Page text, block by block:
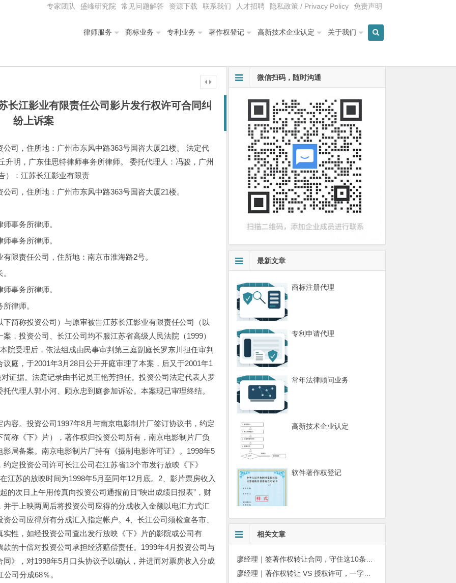
专家团队 盛峰研究院 常见问题解答 资源下载 联系我们 人才招聘 隐私政策 / Privacy Policy 免责声明
律师服务 商标业务 专利业务 著作权登记 高新技术企业认定 关于我们
长江影业有限责任公司影片发行权许可合同纠
纷上诉案
公司，住所地：广州市东风中路363号国咨大厦21楼。 法定代
明，广东佳思特律师事务所律师。 委托代理人：冯骏，广州
）：江苏长江影业有限责
公司，住所地：广州市东风中路363号国咨大厦21楼。
事务所律师。
事务所律师。
责任公司，住所地：南京市淮海路2号。
事务所律师。
律师。
下简称投资公司）与原审被告江苏长江影业有限责任公司（以
案，投资公司、长江公司均不服江苏省高级人民法院（1999）
院受理后，依法组成由民事审判第三庭副庭长罗东川担任审判
庭，于2001年3月28日公开开庭审理了本案，后又于2001年1
证据。法庭记录由书记员王艳芳担任。投资公司法定代表人罗
代理人郭小河、顾永忠到庭参加诉讼。本案现已审理终结。
。投资公司1997年8月与南京电影制片厂签订协议书，约定
称《下》片），著作权归投资公司所有，南京电影制片厂负
局备案。南京电影制片厂持有《摄制电影许可证》。1998年5
定投资公司许可长江公司在江苏省13个市发行放映《下》
江苏的放映时间为1998年5月至同年12月底。2、影片票房收入
的次日上午用传真向投资公司通报前日“映出成绩日报表”，财
于上映两周后将投资公司应得的分成收入金额以电汇方式汇
公司应得所有分成汇入指定帐户。4、长江公司须检查各市、
性，如经投资公司查出发行放映《下》片的影院或公司有
的十倍对投资公司承担经济赔偿责任。1999年4月投资公司与
》，对1998年5月口头协议予以确认，并进而对票房收入分成
司分成68％。
微信扫码，随时沟通
最新文章
商标注册代理
专利申请代理
常年法律顾问业务
高新技术企业认定
软件著作权登记
相关文章
廖经理｜著作权转让 VS 授权许可，一字之差，权益天壤之别